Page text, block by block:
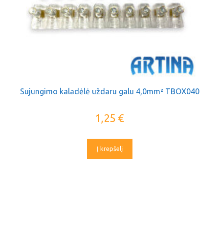
Sujungimo kaladėlė uždaru galu 4,0mm² TBOX040
1,25 €
Į krepšelį